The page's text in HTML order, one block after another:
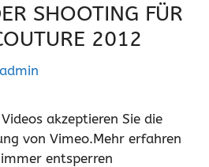
SHOOTING FÜR
2012
admin
akzeptieren Sie die
von Vimeo.Mehr erfahren
entsperren